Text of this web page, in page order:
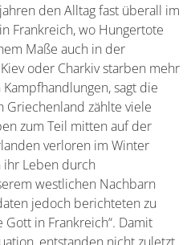
den Alltag fast überall im
Frankreich, wo Hungertote
Maße auch in der
oder Charkiv starben mehr
sagt die
Griechenland zählte viele
zum Teil mitten auf der
verloren im Winter
ihr Leben durch
westlichen Nachbarn
jedoch berichteten zu
in Frankreich“. Damit